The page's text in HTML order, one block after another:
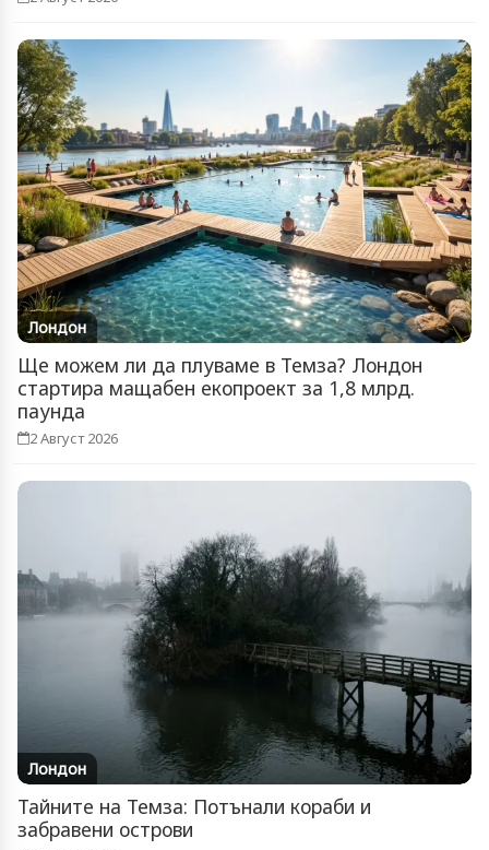
Лондон
Ще можем ли да плуваме в Темза? Лондон
стартира мащабен екопроект за 1,8 млрд.
паунда
2 Август 2026
Лондон
Тайните на Темза: Потънали кораби и
забравени острови